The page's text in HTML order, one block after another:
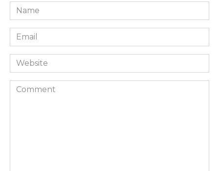
Name
*
Email
*
Website
Comment